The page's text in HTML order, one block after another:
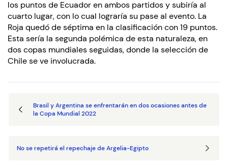
los puntos de Ecuador en ambos partidos y subiría al
cuarto lugar, con lo cual lograría su pase al evento. La
Roja quedó de séptima en la clasificación con 19 puntos.
Esta sería la segunda polémica de esta naturaleza, en
dos copas mundiales seguidas, donde la selección de
Chile se ve involucrada.
Brasil y Argentina se enfrentarán en dos ocasiones antes de
la Copa Mundial 2022
No se repetirá el repechaje de Argelia-Egipto